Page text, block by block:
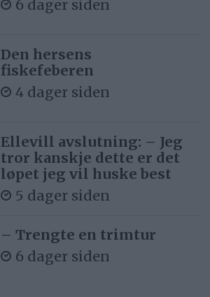
6 dager siden
Den hersens
fiskefeberen
4 dager siden
Ellevill avslutning: – Jeg
tror kanskje dette er det
løpet jeg vil huske best
5 dager siden
– Trengte en trimtur
6 dager siden